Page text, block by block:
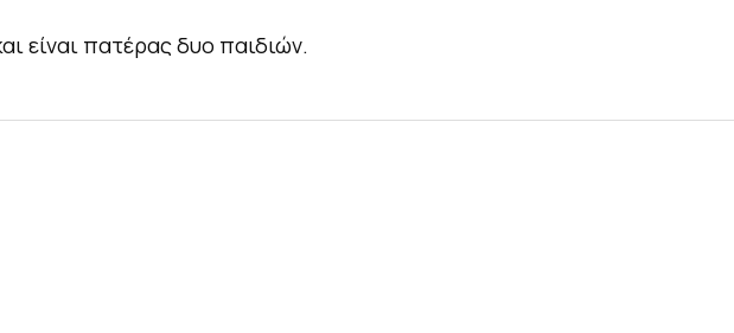
είναι πατέρας δυο παιδιών.